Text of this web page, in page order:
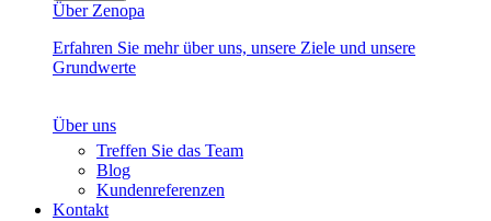
Über Zenopa
Erfahren Sie mehr über uns, unsere Ziele und unsere
Grundwerte
Über uns
Treffen Sie das Team
Blog
Kundenreferenzen
Kontakt